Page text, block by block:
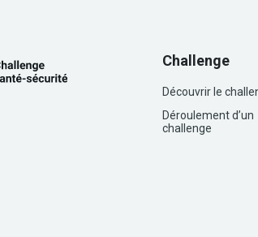
Challenge
Découvrir le
Déroulement d’un
challenge